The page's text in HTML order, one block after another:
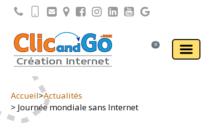
0
Accueil>Actualités
> Journée mondiale sans Internet